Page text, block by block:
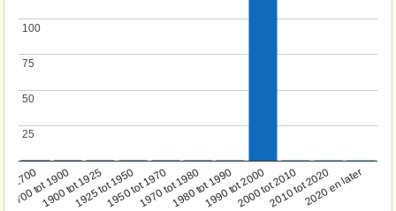
1700
1700 tot 1900
1900 tot 19251925 tot 19501950 tot 19701970 tot 19801980 tot 19901990 tot 20002000 tot 20102010 tot 20202020 en later
25
25
50
50
75
75
100
100